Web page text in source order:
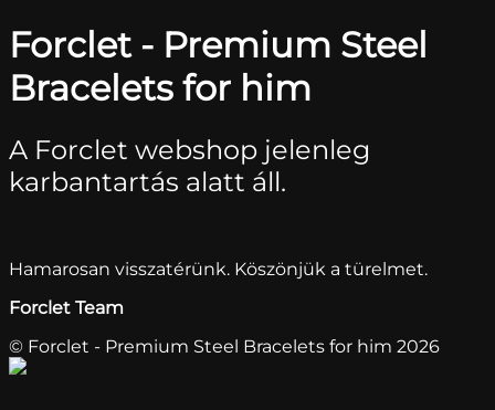
Forclet - Premium Steel
Bracelets for him
A Forclet webshop jelenleg
karbantartás alatt áll.
Hamarosan visszatérünk. Köszönjük a türelmet.
Forclet Team
© Forclet - Premium Steel Bracelets for him 2026